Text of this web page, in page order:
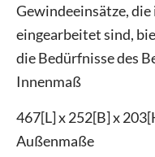
Gewindeeinsätze, die
eingearbeitet sind,
die Bedürfnisse des
Innenmaß
467[L] x 252[B] x
Außenmaße